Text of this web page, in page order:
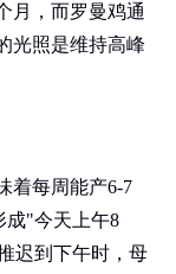
月，而罗曼鸡通
光照是维持高峰
着每周能产6-7
成"今天上午8
迟到下午时，母